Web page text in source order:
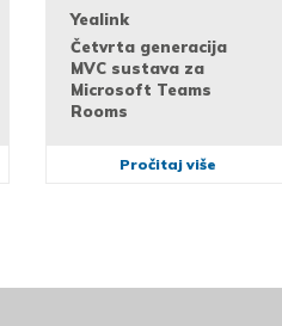
Yealink
Četvrta generacija
MVC sustava za
Microsoft Teams
Rooms
Pročitaj više